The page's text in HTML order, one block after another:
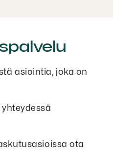
asiointia, joka on
ota